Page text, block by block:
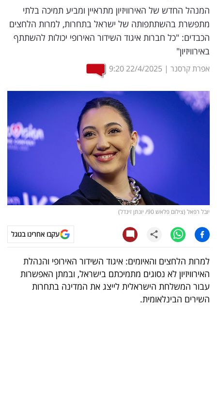
וטק
שיווק
ופרסום
משפט
מדדים
ומחקרים
ויראלי
טלוויזיה
עסקי
ספורט
קריירה
המנהל החדש של האירוויזיון מתראיין ומביע תמיכה בלתי
מתפשרת בהשתתפותה של ישראל בתחרות, למרות הלחצים
הכבדים: "כל חברות איגוד השידור האירופי יכולות להשתתף
באירוויזיון"
אפרת קרסנר |
22/4/2025
9:20
יובל רפאל (צילום פלאש 90/ יונתן זינדל)
עקבו אחרינו בגוגל
למרות הלחצים והאיומים: איגוד השידור האירופי והנהלת
האירוויזיון לא נסוגים מתמיכתם בישראל, ובמתן האפשרות
עבור המשלחת הישראלית לייצג את המדינה בתחרות
השירים הבינלאומית.